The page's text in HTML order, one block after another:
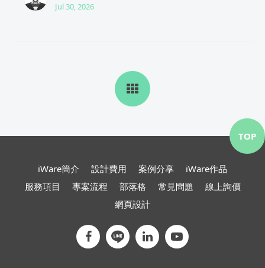
Jul 30, 2026
iWare簡介 設計費用 案例分享
iWare作品
服務項目
專案流程 部落格 常見問題
線上詢價
網頁設計
TOP